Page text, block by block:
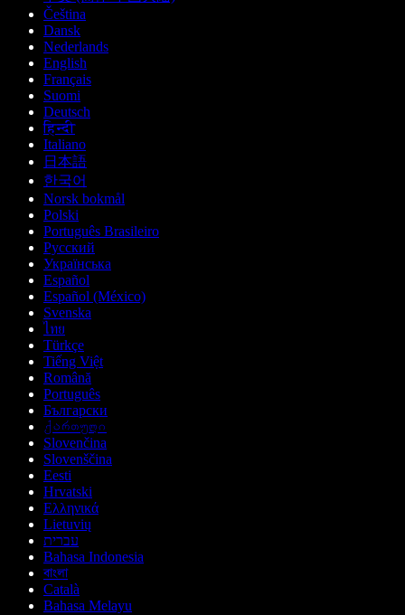
Čeština
Dansk
Nederlands
English
Français
Suomi
Deutsch
हिन्दी
Italiano
日本語
한국어
Norsk bokmål
Polski
Português Brasileiro
Русский
Українська
Español
Español (México)
Svenska
ไทย
Türkçe
Tiếng Việt
Română
Português
Български
ქართული
Slovenčina
Slovenščina
Eesti
Hrvatski
Ελληνικά
Lietuvių
עברית
Bahasa Indonesia
বাংলা
Català
Bahasa Melayu